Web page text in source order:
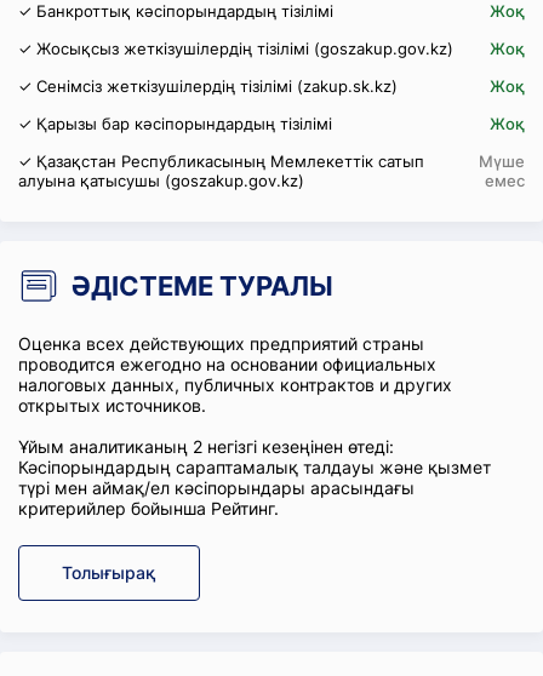
✓ Банкроттық кәсіпорындардың тізілімі
Жоқ
✓ Жосықсыз жеткізушілердің тізілімі (goszakup.gov.kz)
Жоқ
✓ Сенімсіз жеткізушілердің тізілімі (zakup.sk.kz)
Жоқ
✓ Қарызы бар кәсіпорындардың тізілімі
Жоқ
✓ Қазақстан Республикасының Мемлекеттік сатып
алуына қатысушы (goszakup.gov.kz)
Мүше
емес
ӘДІСТЕМЕ ТУРАЛЫ
Оценка всех действующих предприятий страны
проводится ежегодно на основании официальных
налоговых данных, публичных контрактов и других
открытых источников.
Ұйым аналитиканың 2 негізгі кезеңінен өтеді:
Кәсіпорындардың сараптамалық талдауы және қызмет
түрі мен аймақ/ел кәсіпорындары арасындағы
критерийлер бойынша Рейтинг.
Толығырақ